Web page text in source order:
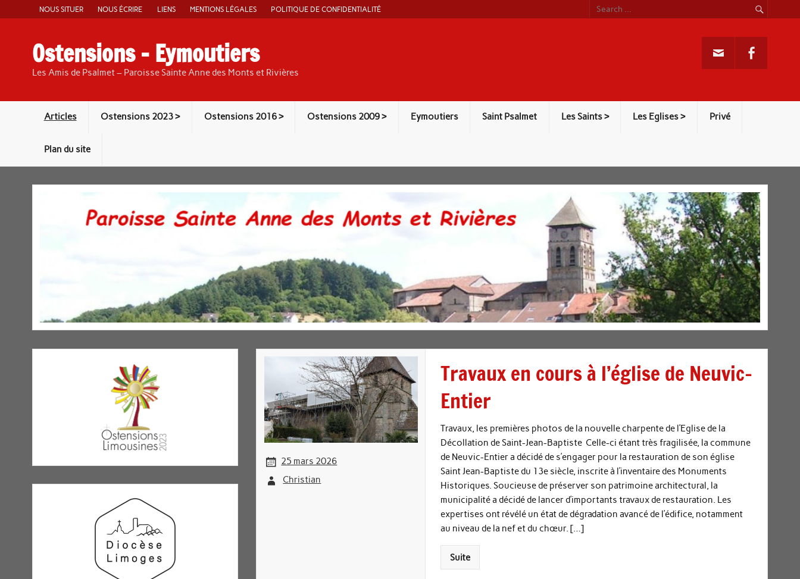
content
NOUS SITUER NOUS ÉCRIRE LIENS MENTIONS LÉGALES POLITIQUE DE CONFIDENTIALITÉ
Ostensions – Eymoutiers
Les Amis de Psalmet – Paroisse Sainte Anne des Monts et Rivières
Articles Ostensions 2023 > Ostensions 2016 > Ostensions 2009 > Eymoutiers Saint Psalmet Les Saints > Les Eglises > Privé
Plan du site
25 mars 2026
Christian
Travaux en cours à l’église de Neuvic-
Entier
Travaux, les premières photos de la nouvelle charpente de l’Eglise de la
Décollation de Saint-Jean-Baptiste Celle-ci étant très fragilisée, la commune
de Neuvic-Entier a décidé de s’engager pour la restauration de son église
Saint Jean-Baptiste du 13e siècle, inscrite à l’inventaire des Monuments
Historiques. Soucieuse de préserver son patrimoine architectural, la
municipalité a décidé de lancer d’importants travaux de restauration. Les
expertises ont révélé un état de dégradation avancé de l’édifice, notamment
au niveau de la nef et du chœur. […]
Suite